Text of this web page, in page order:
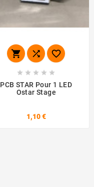
  
    
PCB STAR Pour 1 LED
Ostar Stage
1,10 €